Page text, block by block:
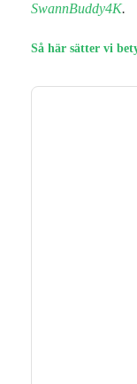
SwannBuddy4K.
Så här sätter vi